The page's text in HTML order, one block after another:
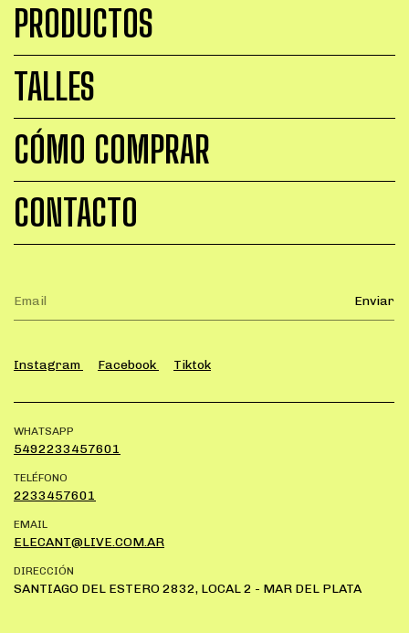
PRODUCTOS
TALLES
CÓMO COMPRAR
CONTACTO
Instagram Facebook Tiktok
WHATSAPP
5492233457601
TELÉFONO
2233457601
EMAIL
ELECANT@LIVE.COM.AR
DIRECCIÓN
SANTIAGO DEL ESTERO 2832, LOCAL 2 - MAR DEL PLATA